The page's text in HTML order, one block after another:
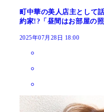
町中華の美人店主として
約家!?「昼間はお部屋の
2025年07月28日 18:00